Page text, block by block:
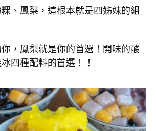
、鳳梨，這根本就是四姊妹的組
，鳳梨就是你的首選！開味的酸
四種配料的首選！！